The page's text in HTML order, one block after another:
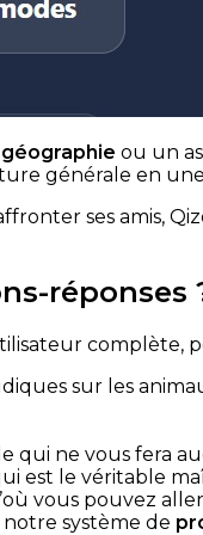
géographie ou un
générale en
ses amis,
réponses
complète,
sur les
qui ne vous fera
est le véritable
vous pouvez aller
système de